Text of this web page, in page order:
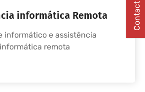
informática Remota
informático e assistência
informática remota
Contact